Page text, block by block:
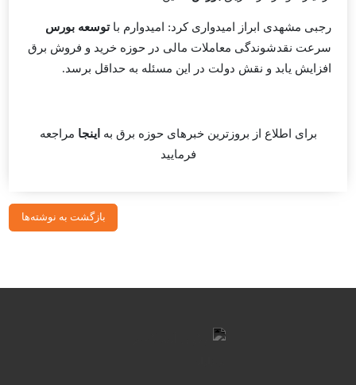
رجبی مشهدی ابراز امیدواری کرد: امیدوارم باتوسعه بورس
سرعت نقدشوندگی معاملات مالی در حوزه خرید و فروش برق
افزایش یابد و نقش دولت در این مسئله به حداقل برسد.
برای اطلاع از بروزترین خبرهای حوزه برق به اینجا مراجعه
فرمایید
بازگشت به نوشته‌ها